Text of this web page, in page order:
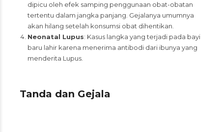
dipicu oleh efek samping penggunaan obat-obatan
tertentu dalam jangka panjang. Gejalanya umumnya
akan hilang setelah konsumsi obat dihentikan.
Neonatal Lupus: Kasus langka yang terjadi pada bayi
baru lahir karena menerima antibodi dari ibunya yang
menderita Lupus.
Tanda dan Gejala